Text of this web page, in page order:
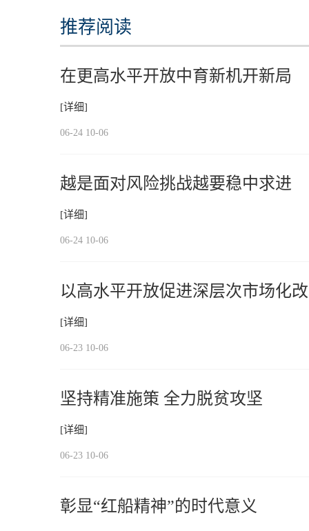
推荐阅读
在更高水平开放中育新机开新局
[详细]
06-24 10-06
越是面对风险挑战越要稳中求进
[详细]
06-24 10-06
以高水平开放促进深层次市场化
[详细]
06-23 10-06
坚持精准施策 全力脱贫攻坚
[详细]
06-23 10-06
彰显“红船精神”的时代意义